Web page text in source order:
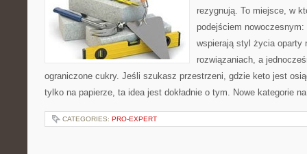
rezygnują. To miejsce, w
podejściem
wspierają styl życia oparty
rozwiązaniach, a
ograniczone cukry. Jeśli szukasz przestrzeni, gdzie keto jest
tylko na papierze, ta idea jest dokładnie o tym. Nowe kategorie
CATEGORIES: PRO-EXPERT